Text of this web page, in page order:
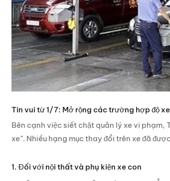
Tin vui từ 1/7: Mở rộng các trường hợp độ
Bên cạnh việc siết chặt quản lý xe vi
xe”. Nhiều hạng mục thay đổi trên xe đã
1. Đối với nội thất và phụ kiện xe con